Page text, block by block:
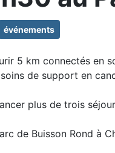
événements
5 km connectés en
de support en
plus de trois
de Buisson Rond à